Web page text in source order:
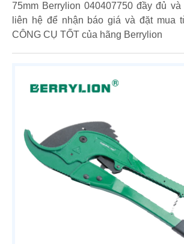
75mm Berrylion 040407750 đầy đủ
liên hệ để nhận báo giá và đặt mua
CÔNG CỤ TỐT của hãng Berrylion